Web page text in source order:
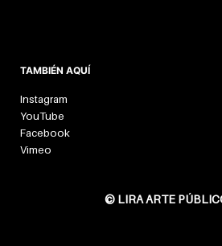
TAMBIÉN AQUÍ
Instagram
YouTube
Facebook
Vimeo
© LIRA ARTE